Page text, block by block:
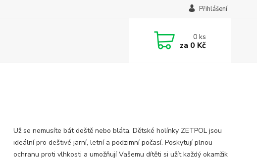
Přihlášení
0ks
za 0 Kč
Už se nemusíte bát deště nebo bláta. Dětské holínky ZETPOL jsou
ideální pro deštivé jarní, letní a podzimní počasí. Poskytují plnou
ochranu proti vlhkosti a umožňují Vašemu dítěti si užít každý okamžik